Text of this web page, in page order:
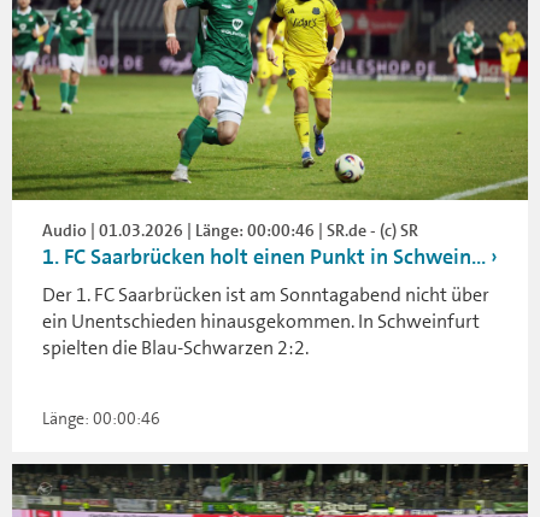
Audio | 01.03.2026 | Länge: 00:00:46 | SR.de - (c) SR
1. FC Saarbrücken holt einen Punkt in Schwein...
Der 1. FC Saarbrücken ist am Sonntagabend nicht über
ein Unentschieden hinausgekommen. In Schweinfurt
spielten die Blau-Schwarzen 2:2.
Länge: 00:00:46